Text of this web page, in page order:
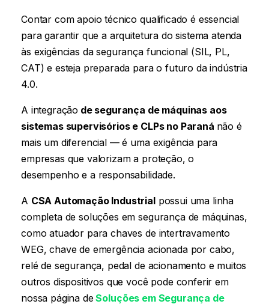
Contar com apoio técnico qualificado é essencial
para garantir que a arquitetura do sistema atenda
às exigências da segurança funcional (SIL, PL,
CAT) e esteja preparada para o futuro da indústria
4.0.
A integração de segurança de máquinas aos
sistemas supervisórios e CLPs no Paraná não é
mais um diferencial — é uma exigência para
empresas que valorizam a proteção, o
desempenho e a responsabilidade.
A CSA Automação Industrialpossui uma linha
completa de soluções em segurança de máquinas,
como atuador para chaves de intertravamento
WEG, chave de emergência acionada por cabo,
relé de segurança, pedal de acionamento e muitos
outros dispositivos que você pode conferir em
nossa página deSoluções em Segurança de